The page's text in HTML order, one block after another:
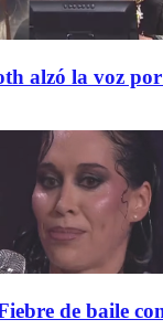
alzó la voz
de baile